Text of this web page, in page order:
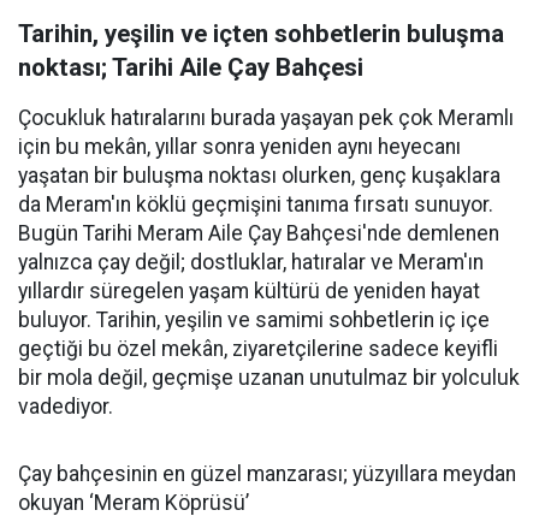
Tarihin, yeşilin ve içten sohbetlerin buluşma
noktası; Tarihi Aile Çay Bahçesi
Çocukluk hatıralarını burada yaşayan pek çok Meramlı
için bu mekân, yıllar sonra yeniden aynı heyecanı
yaşatan bir buluşma noktası olurken, genç kuşaklara
da Meram'ın köklü geçmişini tanıma fırsatı sunuyor.
Bugün Tarihi Meram Aile Çay Bahçesi'nde demlenen
yalnızca çay değil; dostluklar, hatıralar ve Meram'ın
yıllardır süregelen yaşam kültürü de yeniden hayat
buluyor. Tarihin, yeşilin ve samimi sohbetlerin iç içe
geçtiği bu özel mekân, ziyaretçilerine sadece keyifli
bir mola değil, geçmişe uzanan unutulmaz bir yolculuk
vadediyor.
Çay bahçesinin en güzel manzarası; yüzyıllara meydan
okuyan ‘Meram Köprüsü’